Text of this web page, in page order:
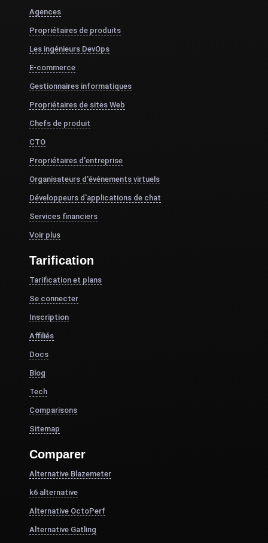
Agences
Propriétaires de produits
Les ingénieurs DevOps
E-commerce
Gestionnaires informatiques
Propriétaires de sites Web
Chefs de produit
CTO
Propriétaires d'entreprise
Organisateurs d'événements virtuels
Développeurs d'applications de chat
Services financiers
Voir plus
Tarification
Tarification et plans
Se connecter
Inscription
Affiliés
Docs
Blog
Tech
Comparisons
Sitemap
Comparer
Alternative Blazemeter
k6 alternative
Alternative OctoPerf
Alternative Gatling